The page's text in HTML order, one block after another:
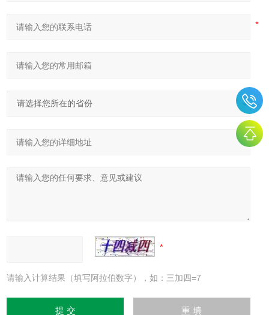
请输入计算结果（填写阿拉伯数字），如：三加四=7